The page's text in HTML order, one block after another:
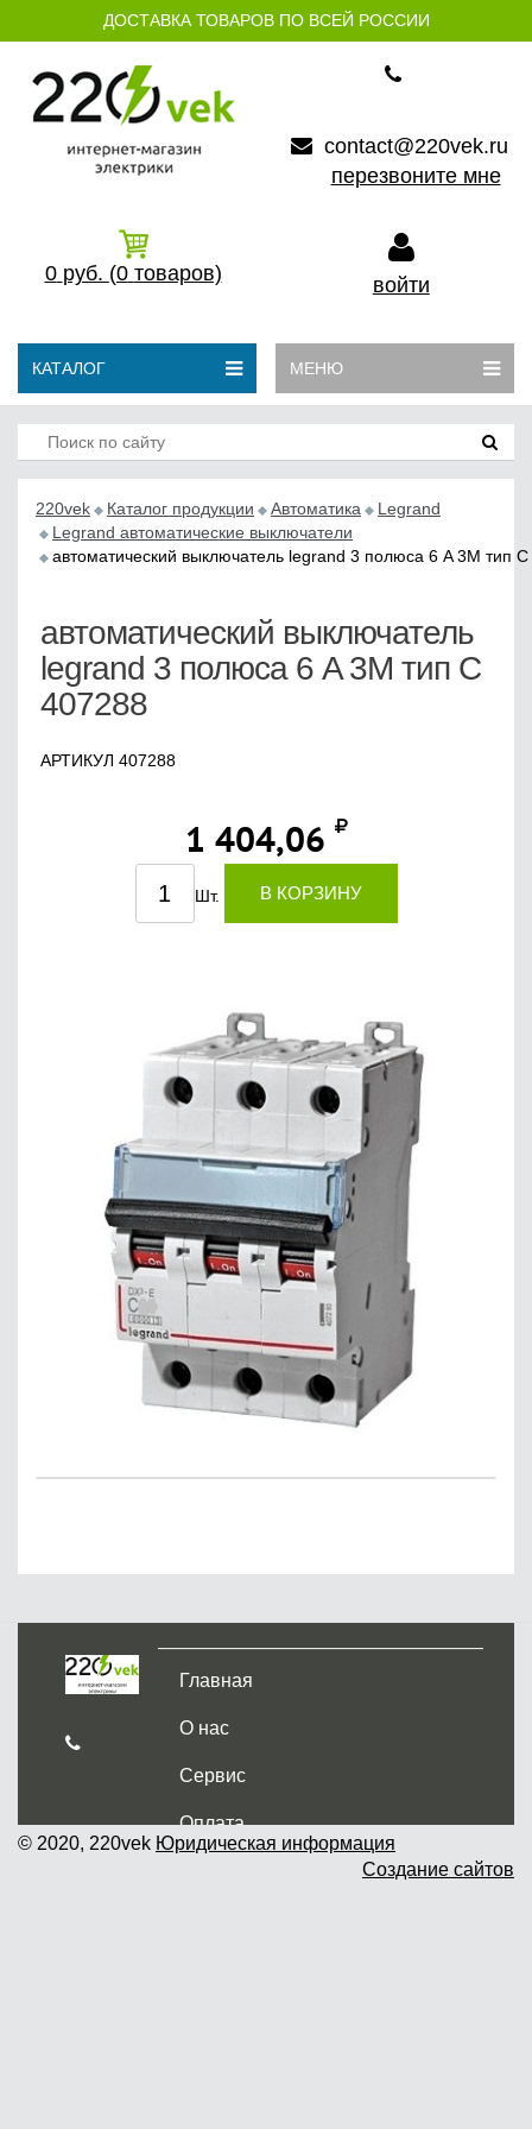
ДОСТАВКА ТОВАРОВ ПО ВСЕЙ РОССИИ
contact@220vek.ru
перезвоните мне
0 руб. (0 товаров) войти
КАТАЛОГ МЕНЮ
220vek Каталог продукции Автоматика
Legrand
Legrand автоматические выключатели
автоматический выключатель legrand 3 полюса 6 A 3M тип
автоматический выключатель
legrand 3 полюса 6 A 3M тип С
407288
АРТИКУЛ 407288
1 404,06
Шт. В КОРЗИНУ
Главная
О нас
Сервис
Оплата
Доставка и самовывоз
© 2020, 220vek Юридическая информация
Создание сайтов